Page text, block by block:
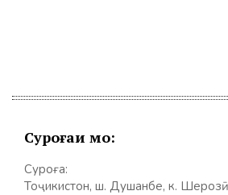
Суроғаи мо:
Суроға:
Тоҷикистон, ш. Душанбе, к.